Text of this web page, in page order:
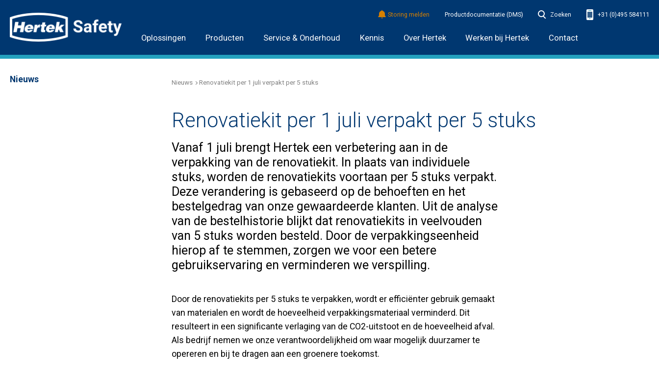
Oplossingen Producten Service & Onderhoud Kennis Over Hertek Werken bij Hertek Contact
Storing melden Productdocumentatie (DMS) Zoeken +31 (0)495 584111
Nieuws Nieuws Renovatiekit per 1 juli verpakt per 5 stuks
Renovatiekit per 1 juli verpakt per 5 stuks
Vanaf 1 juli brengt Hertek een verbetering aan in de
verpakking van de renovatiekit. In plaats van individuele
stuks, worden de renovatiekits voortaan per 5 stuks verpakt.
Deze verandering is gebaseerd op de behoeften en het
bestelgedrag van onze gewaardeerde klanten. Uit de analyse
van de bestelhistorie blijkt dat renovatiekits in veelvouden
van 5 stuks worden besteld. Door de verpakkingseenheid
hierop af te stemmen, zorgen we voor een betere
gebruikservaring en verminderen we verspilling.
Door de renovatiekits per 5 stuks te verpakken, wordt er efficiënter gebruik gemaakt
van materialen en wordt de hoeveelheid verpakkingsmateriaal verminderd. Dit
resulteert in een significante verlaging van de CO2-uitstoot en de hoeveelheid afval.
Als bedrijf nemen we onze verantwoordelijkheid om waar mogelijk duurzamer te
opereren en bij te dragen aan een groenere toekomst.